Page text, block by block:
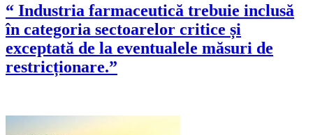
“ Industria farmaceutică trebuie inclusă
în categoria sectoarelor critice și
exceptată de la eventualele măsuri de
restricționare.”